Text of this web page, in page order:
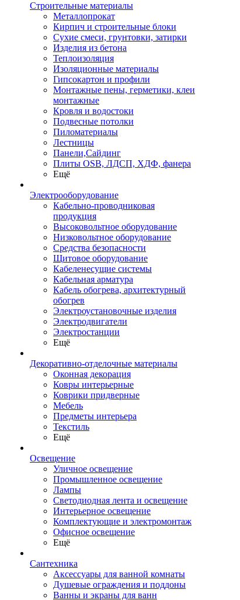
Строительные материалы
Металлопрокат
Кирпич и строительные блоки
Сухие смеси, грунтовки, затирки
Изделия из бетона
Теплоизоляция
Изоляционные материалы
Гипсокартон и профили
Монтажные пены, герметики, клеи
монтажные
Кровля и водостоки
Подвесные потолки
Пиломатериалы
Лестницы
Панели,Сайдинг
Плиты OSB, ЛДСП, ХДФ, фанера
Ещё
Электрооборудование
Кабельно-проводниковая
продукция
Высоковольтное оборудование
Низковольтное оборудование
Средства безопасности
Щитовое оборудование
Кабеленесущие системы
Кабельная арматура
Кабель обогрева, архитектурный
обогрев
Электроустановочные изделия
Электродвигатели
Электростанции
Ещё
Декоративно-отделочные материалы
Оконная декорация
Ковры интерьерные
Коврики придверные
Мебель
Предметы интерьера
Текстиль
Ещё
Освещение
Уличное освещение
Промышленное освещение
Лампы
Светодиодная лента и освещение
Интерьерное освещение
Комплектующие и электромонтаж
Офисное освещение
Ещё
Сантехника
Аксессуары для ванной комнаты
Душевые ограждения и поддоны
Ванны и экраны для ванн